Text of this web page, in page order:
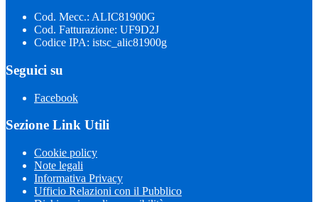
Cod. Mecc.: ALIC81900G
Cod. Fatturazione: UF9D2J
Codice IPA: istsc_alic81900g
Seguici su
Facebook
Sezione Link Utili
Cookie policy
Note legali
Informativa Privacy
Ufficio Relazioni con il Pubblico